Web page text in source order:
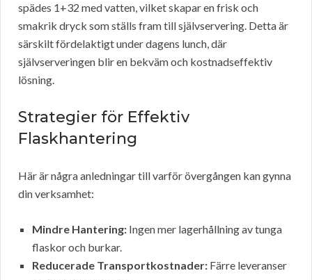
spädes 1+32 med vatten, vilket skapar en frisk och
smakrik dryck som ställs fram till självservering. Detta är
särskilt fördelaktigt under dagens lunch, där
självserveringen blir en bekväm och kostnadseffektiv
lösning.
Strategier för Effektiv
Flaskhantering
Här är några anledningar till varför övergången kan gynna
din verksamhet:
Mindre Hantering: Ingen mer lagerhållning av tunga
flaskor och burkar.
Reducerade Transportkostnader: Färre leveranser